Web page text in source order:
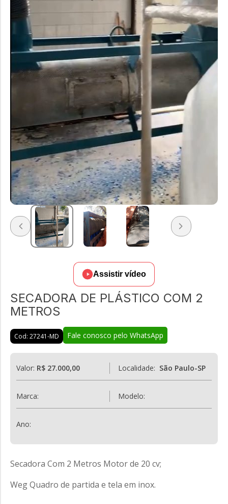
Assistir vídeo
SECADORA DE PLÁSTICO COM 2
METROS
Cod: 27241-MD Fale conosco pelo WhatsApp
Valor: R$ 27.000,00 Localidade: São Paulo-SP
Marca: Modelo:
Ano:
Secadora Com 2 Metros Motor de 20 cv;
Weg Quadro de partida e tela em inox.